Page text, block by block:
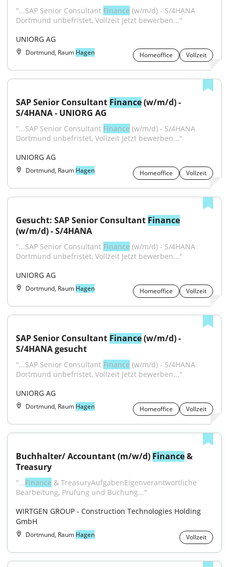
"...SAP Senior Consultant Finance (w/m/d) - S/4HANA
Dortmund unbefristet, Vollzeit Jetzt bewerben..."
UNIORG AG
Dortmund, Raum Hagen Homeoffice Vollzeit
SAP Senior Consultant Finance (w/m/d) -
S/4HANA - UNIORG AG
"...SAP Senior Consultant Finance (w/m/d) - S/4HANA
Dortmund unbefristet, Vollzeit Jetzt bewerben..."
UNIORG AG
Dortmund, Raum Hagen Homeoffice Vollzeit
Gesucht: SAP Senior Consultant Finance
(w/m/d) - S/4HANA
"...SAP Senior Consultant Finance (w/m/d) - S/4HANA
Dortmund unbefristet, Vollzeit Jetzt bewerben..."
UNIORG AG
Dortmund, Raum Hagen Homeoffice Vollzeit
SAP Senior Consultant Finance (w/m/d) -
S/4HANA gesucht
"...SAP Senior Consultant Finance (w/m/d) - S/4HANA
Dortmund unbefristet, Vollzeit Jetzt bewerben..."
UNIORG AG
Dortmund, Raum Hagen Homeoffice Vollzeit
Buchhalter/ Accountant (m/w/d) Finance &
Treasury
"...Finance & TreasuryAufgabenEigenverantwortliche
Bearbeitung, Prüfung und Buchung..."
WIRTGEN GROUP - Construction Technologies Holding
GmbH
Dortmund, Raum Hagen Vollzeit